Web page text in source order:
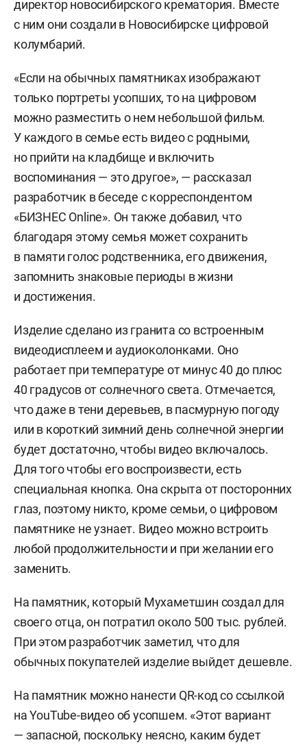
директор новосибирского крематория. Вместе
с ним они создали в Новосибирске цифровой
колумбарий.
«Если на обычных памятниках изображают
только портреты усопших, то на цифровом
можно разместить о нем небольшой фильм.
У каждого в семье есть видео с родными,
но прийти на кладбище и включить
воспоминания — это другое», — рассказал
разработчик в беседе с корреспондентом
«БИЗНЕС Online». Он также добавил, что
благодаря этому семья может сохранить
в памяти голос родственника, его движения,
запомнить знаковые периоды в жизни
и достижения.
Изделие сделано из гранита со встроенным
видеодисплеем и аудиоколонками. Оно
работает при температуре от минус 40 до плюс
40 градусов от солнечного света. Отмечается,
что даже в тени деревьев, в пасмурную погоду
или в короткий зимний день солнечной энергии
будет достаточно, чтобы видео включалось.
Для того чтобы его воспроизвести, есть
специальная кнопка. Она скрыта от посторонних
глаз, поэтому никто, кроме семьи, о цифровом
памятнике не узнает. Видео можно встроить
любой продолжительности и при желании его
заменить.
На памятник, который Мухаметшин создал для
своего отца, он потратил около 500 тыс. рублей.
При этом разработчик заметил, что для
обычных покупателей изделие выйдет дешевле.
На памятник можно нанести QR-код со ссылкой
на YouTube-видео об усопшем. «Этот вариант
— запасной, поскольку неясно, каким будет